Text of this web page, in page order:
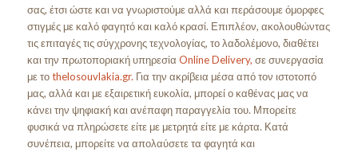
σας, έτσι ώστε και να γνωριστούμε αλλά και περάσουμε όμορφες
στιγμές με καλό φαγητό και καλό κρασί. Επιπλέον, ακολουθώντας
τις επιταγές τις σύγχρονης τεχνολογίας, το λαδολέμονο, διαθέτει
και την πρωτοποριακή υπηρεσία Online Delivery, σε συνεργασία
με τοthelosouvlakia.gr. Για την ακρίβεια μέσα από τον ιστοτοπό
μας, αλλά και με εξαιρετική ευκολία, μπορεί ο καθένας μας να
κάνει την ψηφιακή και ανέπαφη παραγγελία του. Μπορείτε
φυσικά να πληρώσετε είτε με μετρητά είτε με κάρτα. Κατά
συνέπεια, μπορείτε να απολαύσετε τα φαγητά και